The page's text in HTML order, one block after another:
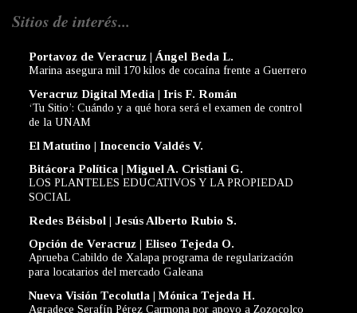
Sitios de interés...
Portavoz de Veracruz | Ángel Beda L.
Marina asegura mil 170 kilos de cocaína frente a Guerrero
Veracruz Digital Media | Iris F. Román
‘Tu Sitio’: Cuándo y a qué hora será el examen de control
de la UNAM
El Matutino | Inocencio Valdés V.
Bitácora Política | Miguel A. Cristiani G.
LOS PLANTELES EDUCATIVOS Y LA PROPIEDAD
SOCIAL
Redes Béisbol | Jesús Alberto Rubio S.
Opción de Veracruz | Eliseo Tejeda O.
Aprueba Cabildo de Xalapa programa de regularización
para locatarios del mercado Galeana
Nueva Visión Tecolutla | Mónica Tejeda H.
Agradece Serafín Pérez Carmona por apoyo a Zozocolco